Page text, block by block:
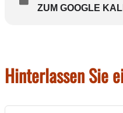
ZUM GOOGLE
Hinterlassen Sie